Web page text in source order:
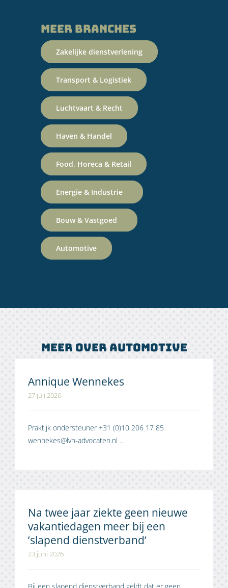
Meer branches
Zakelijke dienstverlening
Transport & Logistiek
Luchtvaart & Recht
Haven & Handel
Food, Horeca & Retail
Energie & Industrie
Bouw & Vastgoed
Automotive
Meer over Automotive
Annique Wennekes
27 juli 2026
Praktijk ondersteuner +31 (0)10 206 17 85
wennekes@lvh-advocaten.nl …
Na twee jaar ziekte geen nieuwe
vakantiedagen meer bij een
’slapend dienstverband’
23 juni 2026